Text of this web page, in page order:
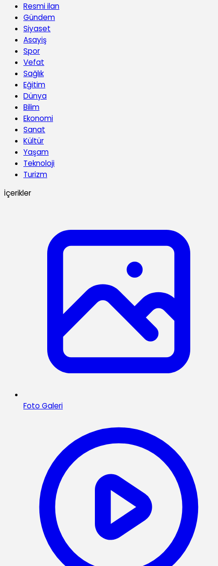
Resmi ilan
Gündem
Siyaset
Asayiş
Spor
Vefat
Sağlık
Eğitim
Dünya
Bilim
Ekonomi
Sanat
Kültür
Yaşam
Teknoloji
Turizm
İçerikler
Foto Galeri